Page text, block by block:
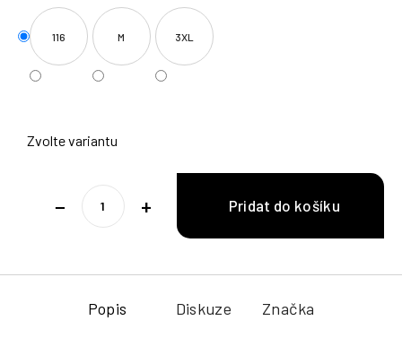
116 M 3XL
Zvolte variantu
+
−
Popis Diskuze Značka